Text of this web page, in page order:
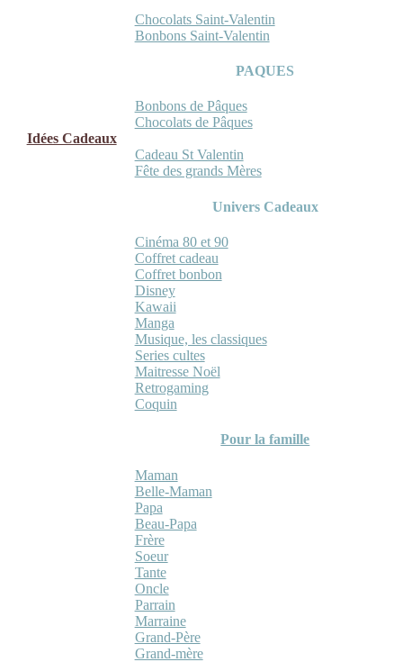
Chocolats Saint-Valentin
Bonbons Saint-Valentin
PAQUES
Bonbons de Pâques
Chocolats de Pâques
Idées Cadeaux
Cadeau St Valentin
Fête des grands Mères
Univers Cadeaux
Cinéma 80 et 90
Coffret cadeau
Coffret bonbon
Disney
Kawaii
Manga
Musique, les classiques
Series cultes
Maitresse Noël
Retrogaming
Coquin
Pour la famille
Maman
Belle-Maman
Papa
Beau-Papa
Frère
Soeur
Tante
Oncle
Parrain
Marraine
Grand-Père
Grand-mère